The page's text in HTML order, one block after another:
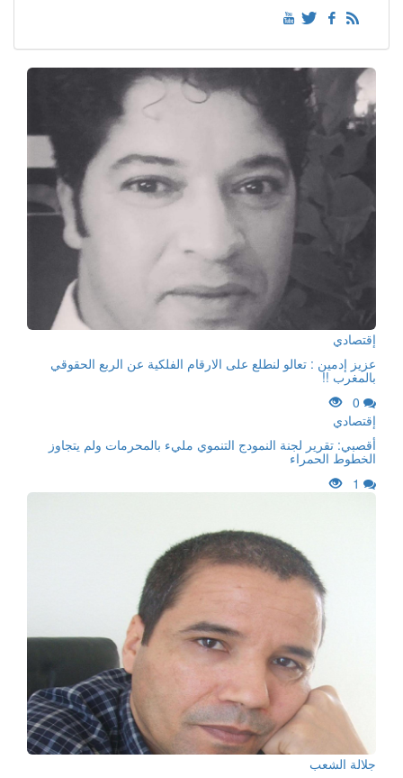
إقتصادي
عزيز إدمين : تعالو لنطلع على الارقام الفلكية عن الربع الحقوقي
بالمغرب !!
إقتصادي
أقصبي: تقرير لجنة النمودج التنموي مليء بالمحرمات ولم يتجاوز
الخطوط الحمراء
جلالة الشعب